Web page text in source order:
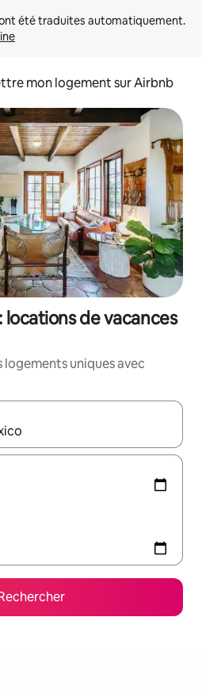
mon logement sur Airbnb
de vacances
logements uniques avec
utilisez les flèches vers le